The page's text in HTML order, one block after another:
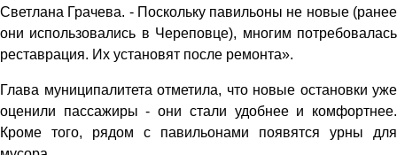
Светлана Грачева. - Поскольку павильоны не новые (ранее
они использовались в Череповце), многим потребовалась
реставрация. Их установят после ремонта».
Глава муниципалитета отметила, что новые остановки уже
оценили пассажиры - они стали удобнее и комфортнее.
Кроме того, рядом с павильонами появятся урны для